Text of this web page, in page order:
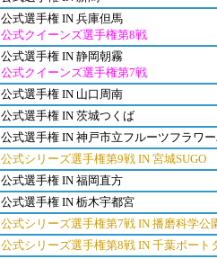
公式選手権 IN 兵庫但馬
公式クイーンズ選手権第8戦
公式選手権 IN 静岡朝霧
公式クイーンズ選手権第7戦
公式選手権 IN 山口周南
公式選手権 IN 茨城つくば
公式選手権 IN 神戸市立フルーツフラワ
公式シリーズ選手権第9戦 IN 宮城SUGO
公式選手権 IN 福岡直方
公式選手権 IN 栃木宇都宮
公式シリーズ選手権第7戦 IN 播磨科学公
公式シリーズ選手権第8戦 IN 千葉ポート